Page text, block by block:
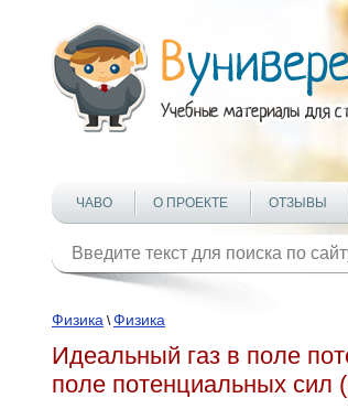
ЧАВО О ПРОЕКТЕ ОТЗЫВЫ
Физика \Физика
Идеальный газ в поле
поле потенциальных сил